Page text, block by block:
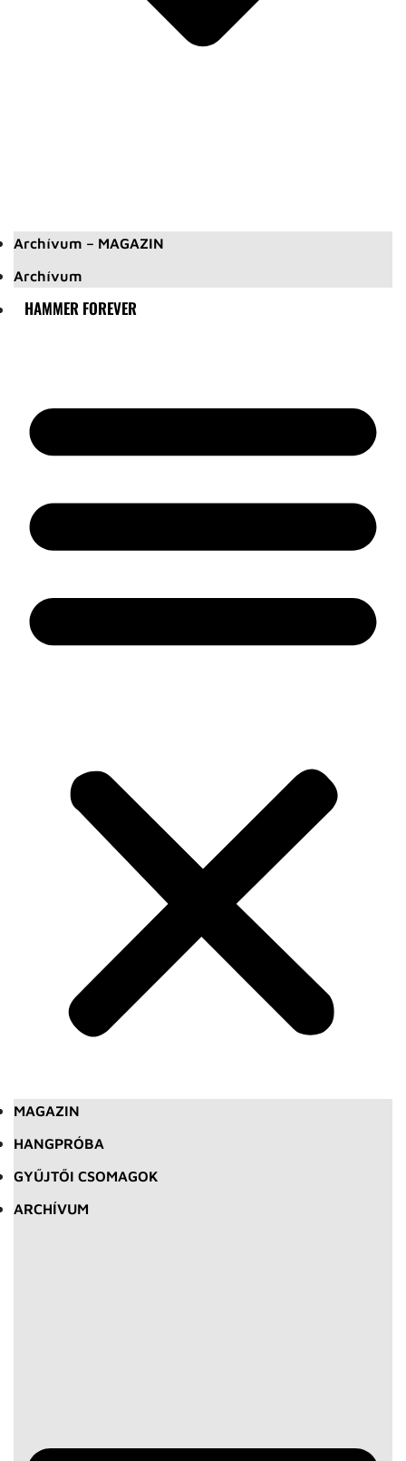
Archívum – MAGAZIN
Archívum
HAMMER FOREVER
MAGAZIN
HANGPRÓBA
GYŰJTŐI CSOMAGOK
ARCHÍVUM